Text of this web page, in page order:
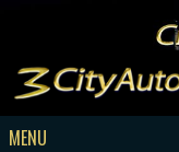
MENU